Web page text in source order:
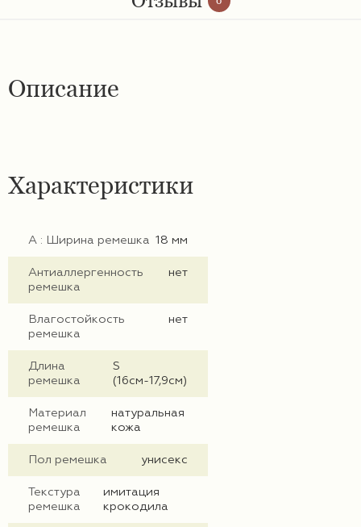
Мужские ремешки
Описание
Характеристики
А : Ширина ремешка 18 мм
Антиаллергенность
ремешка
нет
Влагостойкость
ремешка
нет
Длина
ремешка
S
(16см-17,9см)
Материал
ремешка
натуральная
кожа
Пол ремешка унисекс
Текстура
ремешка
имитация
крокодила